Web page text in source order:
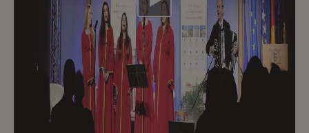
Video abspielen